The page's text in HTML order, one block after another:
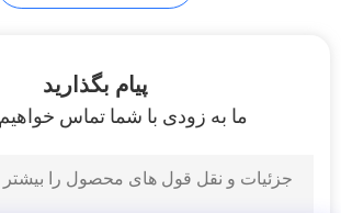
پیام بگذارید
ما به زودی با شما تماس